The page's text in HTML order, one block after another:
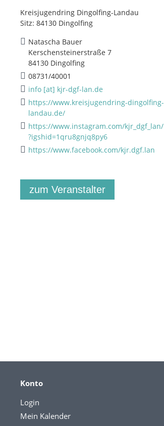
Kreisjugendring Dingolfing-Landau
Sitz: 84130 Dingolfing
Natascha Bauer
Kerschensteinerstraße 7
84130 Dingolfing
08731/40001
info [at] kjr-dgf-lan.de
https://www.kreisjugendring-dingolfing-
landau.de/
https://www.instagram.com/kjr_dgf_lan/
?igshid=1qru8gnjq8py6
https://www.facebook.com/kjr.dgf.lan
zum Veranstalter
Konto
Login
Mein Kalender